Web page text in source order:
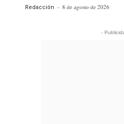
Redacción - 8 de agosto de 2026
-